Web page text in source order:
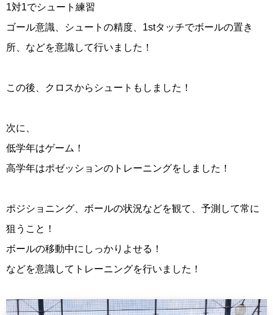
1対1でシュート練習
ゴール意識、シュートの精度、1stタッチでボールの置き
所、などを意識して行いました！
この後、クロスからシュートもしました！
次に、
低学年はゲーム！
高学年はポゼッションのトレーニングをしました！
ポジショニング、ボールの状況などを観て、予測して常に
狙うこと！
ボールの移動中にしっかりよせる！
などを意識してトレーニングを行いました！